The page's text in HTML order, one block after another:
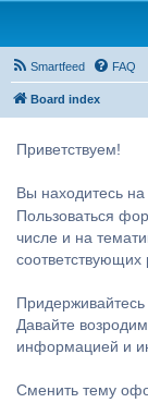
Smartfeed FAQ
Board index
Приветствуем!
Вы находитесь
Пользоваться
числе и на
соответствующих
Давайте
информацией и
Сменить тему